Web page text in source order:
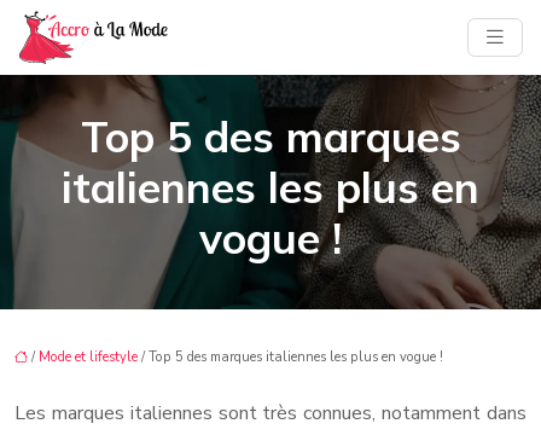
Top 5 des marques
italiennes les plus en
vogue !
/ Mode et lifestyle / Top 5 des marques italiennes les plus en vogue !
Les marques italiennes sont très connues, notamment dans